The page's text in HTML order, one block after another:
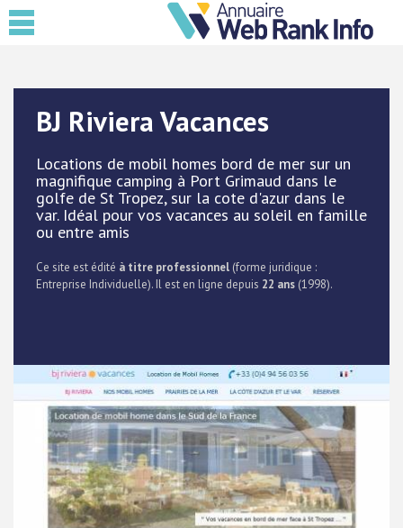
BJ Riviera Vacances
Locations de mobil homes bord de mer sur un
magnifique camping à Port Grimaud dans le
golfe de St Tropez, sur la cote d'azur dans le
var. Idéal pour vos vacances au soleil en famille
ou entre amis
Ce site est édité à titre professionnel (forme juridique :
Entreprise Individuelle). Il est en ligne depuis 22 ans (1998).